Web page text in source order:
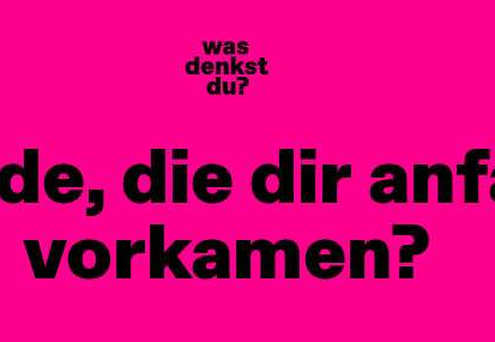
die dir
vorkamen?